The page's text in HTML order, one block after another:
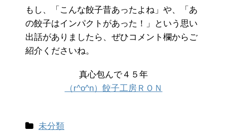
もし、「こんな餃子昔あったよね」や、「あ
の餃子はインパクトがあった！」という思い
出話がありましたら、ぜひコメント欄からご
紹介くださいね。
真心包んで４５年
（r^o^n）餃子工房ＲＯＮ
未分類